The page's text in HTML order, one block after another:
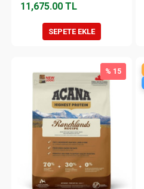
11,675.00TL
SEPETE EKLE
% 15